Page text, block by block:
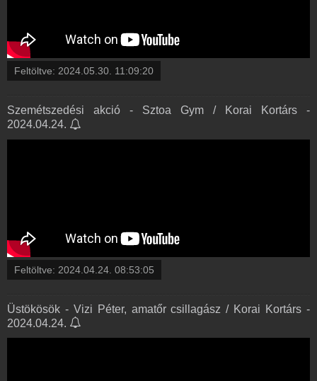
Feltöltve: 2024.05.30. 11:09:20
Szemétszedési akció - Sztoa Gym / Korai Kortárs -
2024.04.24.
Feltöltve: 2024.04.24. 08:53:05
Üstökösök - Vizi Péter, amatőr csillagász / Korai Kortárs -
2024.04.24.